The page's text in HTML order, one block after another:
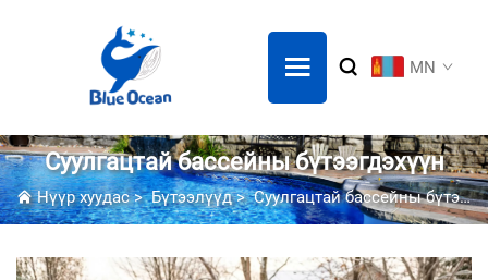
MN
Суулгацтай бассейны бүтээгдэхүүн
Нүүр хуудас>Бүтээлүүд>Суулгацтай бассейны бүтээгдэхүүн